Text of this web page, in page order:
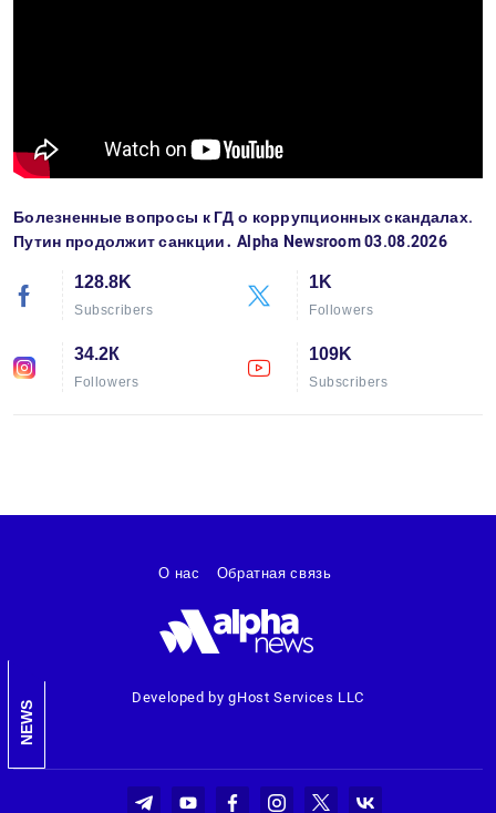
Болезненные вопросы к ГД о коррупционных скандалах.
Путин продолжит санкции․ Alpha Newsroom 03.08.2026
128.8K
Subscribers
1K
Followers
34.2К
Followers
109K
Subscribers
NEWS
Developed by gHost Services LLC
О нас Обратная связь